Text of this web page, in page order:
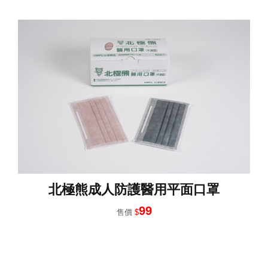
北極熊成人防護醫用平面口罩
售價 $99